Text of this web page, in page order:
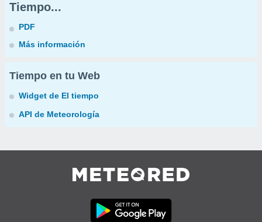
Tiempo...
PDF
Más información
Tiempo en tu Web
Widget de El tiempo
API de Meteorología